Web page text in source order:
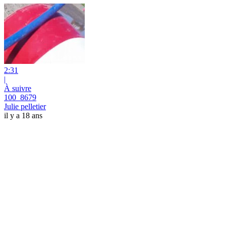
2:31
|
À suivre
100_8679
Julie pelletier
il y a 18 ans